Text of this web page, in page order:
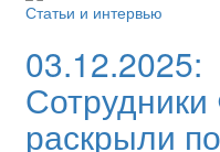
Статьи и интервью
03.12.2025:
раскрыли